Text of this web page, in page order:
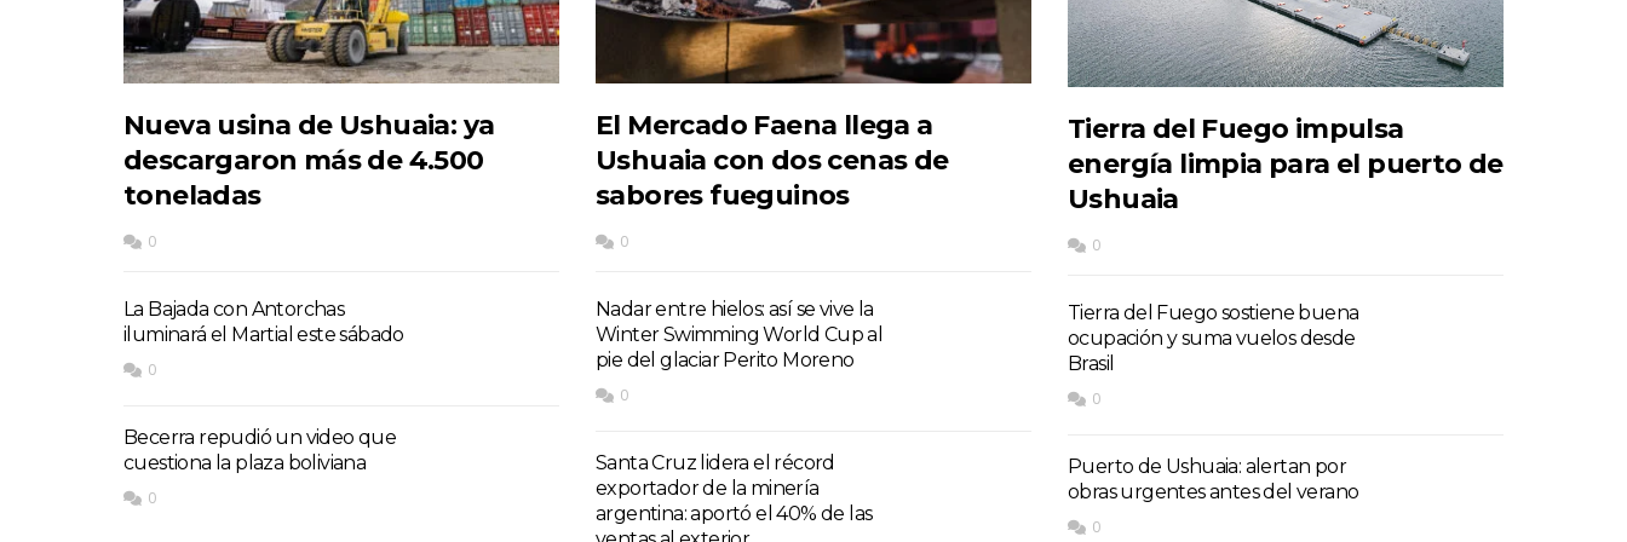
Nueva usina de Ushuaia: ya
descargaron más de 4.500
toneladas
0
La Bajada con Antorchas
iluminará el Martial este sábado
0
Becerra repudió un video que
cuestiona la plaza boliviana
0
El Mercado Faena llega a
Ushuaia con dos cenas de
sabores fueguinos
0
Nadar entre hielos: así se vive la
Winter Swimming World Cup al
pie del glaciar Perito Moreno
0
Santa Cruz lidera el récord
exportador de la minería
argentina: aportó el 40% de las
Tierra del Fuego impulsa
energía limpia para el puerto de
Ushuaia
0
Tierra del Fuego sostiene buena
ocupación y suma vuelos desde
Brasil
0
Puerto de Ushuaia: alertan por
obras urgentes antes del verano
0